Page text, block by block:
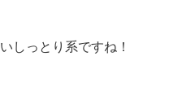
しっとり系ですね！